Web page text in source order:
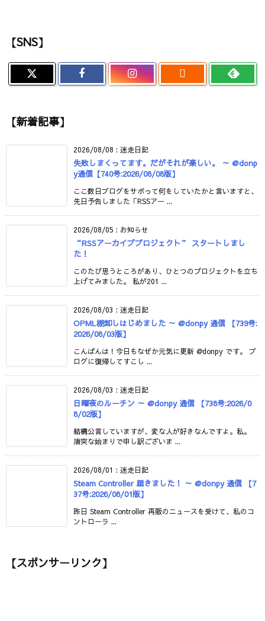
【SNS】

【新着記事】
2026/08/08 : 迷走日記
失敗しまくってます。だがそれが楽しい。 ～ @donp
y通信【740号:2026/08/08版】
ここ数日ブログをサボって何をしていたかと言いますと、
先日予告しました「RSSアー ...
2026/08/05 : お知らせ
“RSSアーカイブプロジェクト” スタートしまし
た！
このたび思うところがあり、ひとつのプロジェクトを立ち
上げてみました。 私が201 ...
2026/08/03 : 迷走日記
OPML棚卸しはじめました ～ @donpy 通信 【739号:
2026/08/03版】
こんばんは！今日もなぜか元気に更新 @donpy です。 ブ
ログに復帰してすこし ...
2026/08/03 : 迷走日記
日曜夜のルーチン ～ @donpy 通信 【738号:2026/0
8/02版】
結構公言していますが、変な人が好きなんですよ。私。
唐突な始まりで申し訳ございま ...
2026/08/01 : 迷走日記
Steam Controller 届きました！ ～ @donpy 通信 【7
37号:2026/08/01版】
昨日 Steam Controller 再販のニュースを受けて、私のコ
ントローラ ...
【スポンサーリンク】